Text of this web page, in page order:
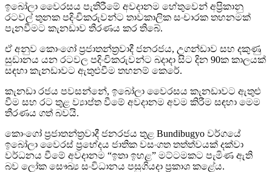
ඉබෝලා වෛරසය පැතිරීමේ අවදානම හේතුවෙන් අප්‍රිකානු
රටවල් තුනක පදිංචිකරුවන්ට තාවකාලික සංචාරක තහනමක්
පැනවීමට කැනඩාව තීරණය කර තිබේ.
ඒ අනුව කොංගෝ ප්‍රජාතන්ත්‍රවාදී ජනරජය, උගන්ඩාව සහ දකුණු
සුඩානය යන රටවල පදිංචිකරුවන්ට බදාදා සිට දින 90ක කාලයක්
සඳහා කැනඩාවට ඇතුළුවීම තහනම් කෙරේ.
කැනඩා රජය පවසන්නේ, ඉබෝලා වෛරසය කැනඩාවට ඇතුළු
වීම සහ රට තුළ ව්‍යාප්ත වීමේ අවදානම අවම කිරීම සඳහා මෙම
තීරණය ගත් බවයි.
කොංගෝ ප්‍රජාතන්ත්‍රවාදී ජනරජය තුළ Bundibugyo වර්ගයේ
ඉබෝලා වෛරස් ප්‍රභේදය ජාතික වසංගත තත්ත්වයක් දක්වා
වර්ධනය වීමේ අවදානම “ඉතා ඉහළ” මට්ටමකට පැමිණ ඇති
බව ලෝක සෞඛ්‍ය සංවිධානය පසුගියදා ප්‍රකාශ කළේය.